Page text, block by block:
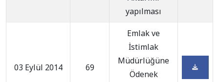
yapılması
03 Eylül 2014 69
Emlak ve
İstimlak
Müdürlüğüne
Ödenek